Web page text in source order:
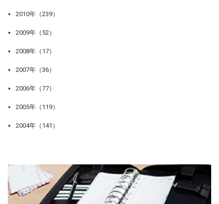
2010年（239）
2009年（52）
2008年（17）
2007年（36）
2006年（77）
2005年（119）
2004年（141）